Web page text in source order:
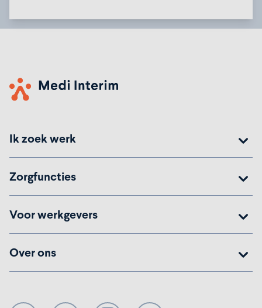
Ik zoek werk
Zorgfuncties
Voor werkgevers
Over ons